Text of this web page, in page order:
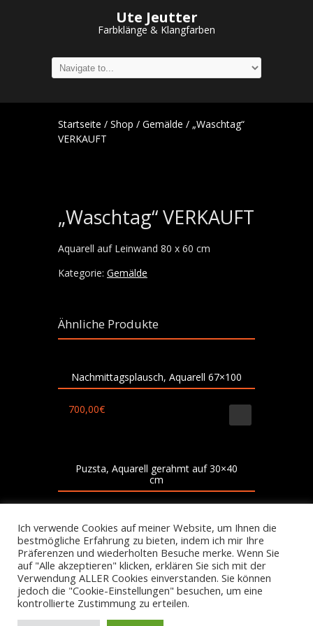
Ute Jeutter
Farbklänge & Klangfarben
Startseite / Shop / Gemälde / „Waschtag“
VERKAUFT
„Waschtag“ VERKAUFT
Aquarell auf Leinwand 80 x 60 cm
Kategorie: Gemälde
Ähnliche Produkte
Nachmittagsplausch, Aquarell 67×100
700,00€
Puzsta, Aquarell gerahmt auf 30×40
cm
Ich verwende Cookies auf meiner Website, um Ihnen die
bestmögliche Erfahrung zu bieten, indem ich mir Ihre
Präferenzen und wiederholten Besuche merke. Wenn Sie
auf "Alle akzeptieren" klicken, erklären Sie sich mit der
Verwendung ALLER Cookies einverstanden. Sie können
jedoch die "Cookie-Einstellungen" besuchen, um eine
kontrollierte Zustimmung zu erteilen.